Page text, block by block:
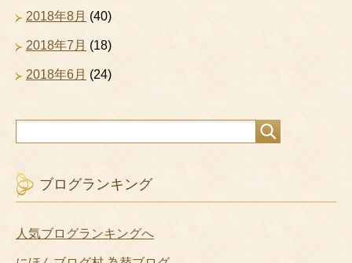
2018年8月 (40)
2018年7月 (18)
2018年6月 (24)
ブログランキング
人気ブログランキングへ